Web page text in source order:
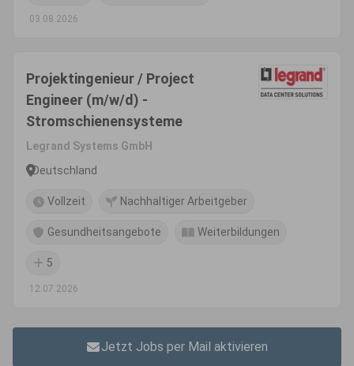
03.08.2026
Projektingenieur / Project
Engineer (m/w/d) -
Stromschienensysteme
Legrand Systems GmbH
Deutschland
Vollzeit Nachhaltiger Arbeitgeber
Gesundheitsangebote Weiterbildungen
5
12.07.2026
Jetzt Jobs per Mail aktivieren